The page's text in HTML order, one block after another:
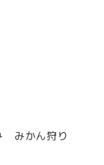
みかん狩り